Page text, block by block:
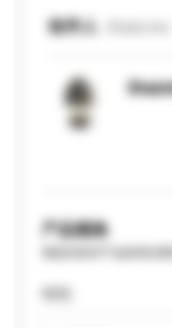
收件人
产品规格